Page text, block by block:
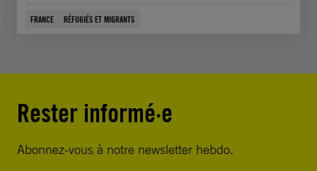
FRANCE RÉFUGIÉS ET MIGRANTS
Rester informé·e
Abonnez-vous à notre newsletter hebdo.